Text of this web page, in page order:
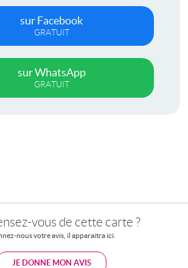
sur Facebook
GRATUIT
sur WhatsApp
GRATUIT
vous de cette carte ?
nous votre avis, il apparaitra ici.
JE DONNE MON AVIS